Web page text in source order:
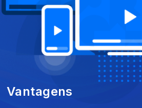
Ep. 28
Vantagens